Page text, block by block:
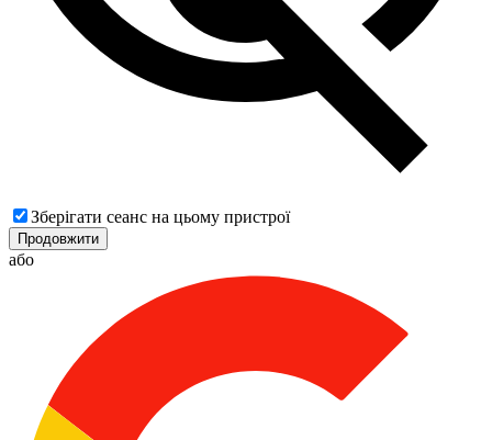
Зберігати сеанс на цьому пристрої
Продовжити
або